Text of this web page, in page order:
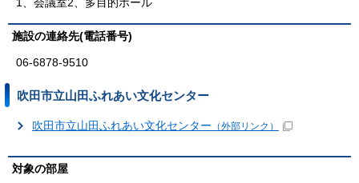
1、会議室2、多目的ホール
施設の連絡先(電話番号)
06-6878-9510
吹田市立山田ふれあい文化センター
吹田市立山田ふれあい文化センター （外部リンク）
対象の部屋